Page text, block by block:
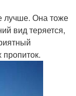
лучше. Она тоже
вид теряется,